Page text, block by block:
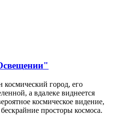
космический город, его
а вдалеке виднеется
космическое видение,
просторы космоса.